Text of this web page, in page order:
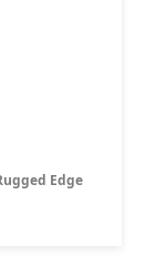
Edge